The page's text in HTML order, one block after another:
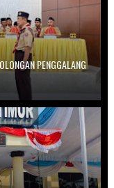
PENGGALANG